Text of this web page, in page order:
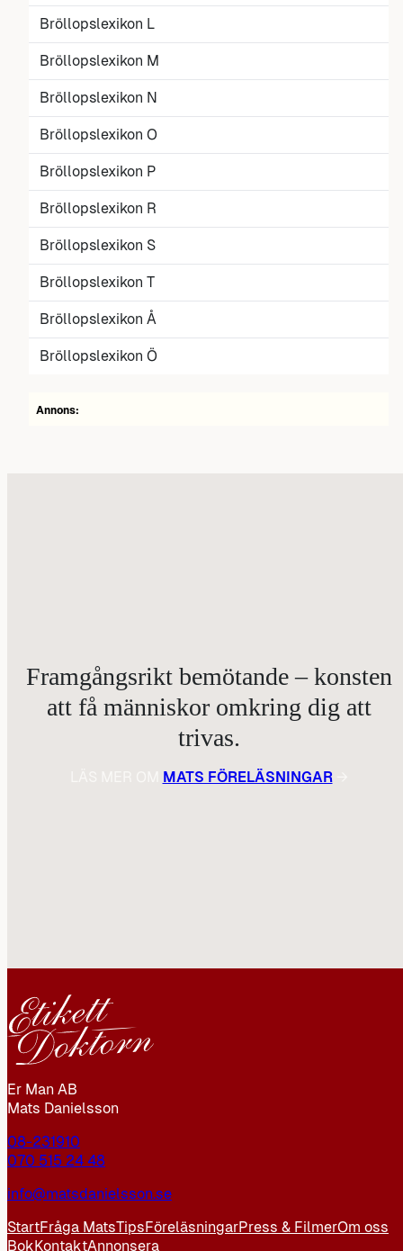
Bröllopslexikon L
Bröllopslexikon M
Bröllopslexikon N
Bröllopslexikon O
Bröllopslexikon P
Bröllopslexikon R
Bröllopslexikon S
Bröllopslexikon T
Bröllopslexikon Å
Bröllopslexikon Ö
Annons:
Framgångsrikt bemötande – konsten
att få människor omkring dig att
trivas.
MATS FÖRELÄSNINGAR→
Er Man AB
Mats Danielsson
08-231910
070 515 24 48
info@matsdanielsson.se
StartFråga MatsTipsFöreläsningarPress & FilmerOm oss
BokKontaktAnnonsera